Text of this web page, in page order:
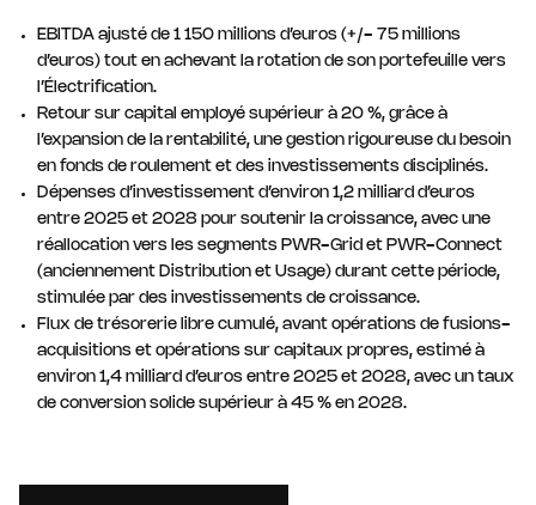
EBITDA ajusté de 1 150 millions d’euros (+/- 75 millions
d’euros) tout en achevant la rotation de son portefeuille vers
l’Électrification.
Retour sur capital employé supérieur à 20 %, grâce à
l’expansion de la rentabilité, une gestion rigoureuse du besoin
en fonds de roulement et des investissements disciplinés.
Dépenses d’investissement d’environ 1,2 milliard d’euros
entre 2025 et 2028 pour soutenir la croissance, avec une
réallocation vers les segments PWR-Grid et PWR-Connect
(anciennement Distribution et Usage) durant cette période,
stimulée par des investissements de croissance.
Flux de trésorerie libre cumulé, avant opérations de fusions-
acquisitions et opérations sur capitaux propres, estimé à
environ 1,4 milliard d’euros entre 2025 et 2028, avec un taux
de conversion solide supérieur à 45 % en 2028.